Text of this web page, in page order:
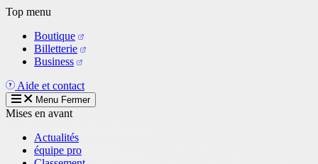
Aller
contenu
principal
Top menu
Boutique
Billetterie
Business
Aide et contact
Menu Fermer
Mises en avant
Actualités
équipe pro